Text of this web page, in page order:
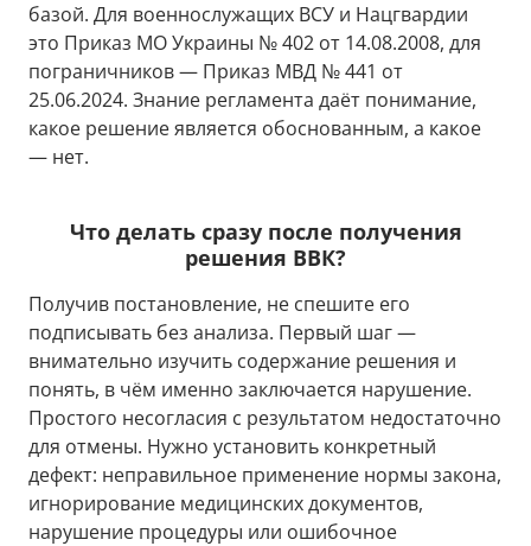
базой. Для военнослужащих ВСУ и Нацгвардии
это Приказ МО Украины № 402 от 14.08.2008, для
пограничников — Приказ МВД № 441 от
25.06.2024. Знание регламента даёт понимание,
какое решение является обоснованным, а какое
— нет.
Что делать сразу после получения
решения ВВК?
Получив постановление, не спешите его
подписывать без анализа. Первый шаг —
внимательно изучить содержание решения и
понять, в чём именно заключается нарушение.
Простого несогласия с результатом недостаточно
для отмены. Нужно установить конкретный
дефект: неправильное применение нормы закона,
игнорирование медицинских документов,
нарушение процедуры или ошибочное